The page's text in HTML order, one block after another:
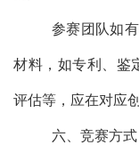
参赛团队如
材料，如专利、鉴
评估等，应在对应
六、竞赛方式